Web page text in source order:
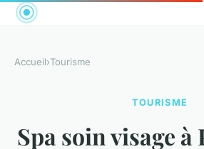
Accueil›Tourisme
TOURISME
Spa soin visage à